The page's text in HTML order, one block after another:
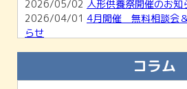
2026/05/02 人形供養祭開催のお知
2026/04/01 4月開催 無料相談会
らせ
【2月開催】無料相談
コラム